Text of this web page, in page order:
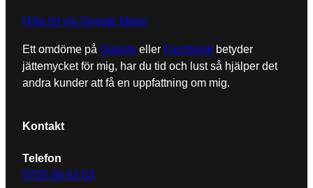
Hitta hit via Google Maps
Ett omdöme på Google eller Facebook betyder
jättemycket för mig, har du tid och lust så hjälper det
andra kunder att få en uppfattning om mig.
Kontakt
Telefon
0705-30 63 03